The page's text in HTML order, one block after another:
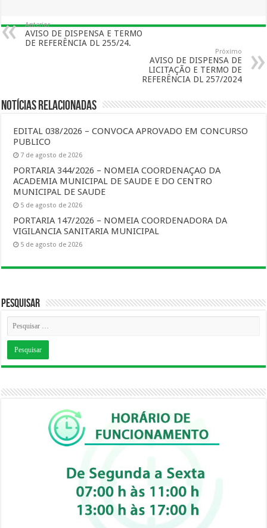
Anterior
AVISO DE DISPENSA E TERMO
DE REFERÊNCIA DL 255/24.
Próximo
AVISO DE DISPENSA DE
LICITAÇÃO E TERMO DE
REFERÊNCIA DL 257/2024
Notícias Relacionadas
EDITAL 038/2026 – CONVOCA APROVADO EM CONCURSO
PUBLICO
7 de agosto de 2026
PORTARIA 344/2026 – NOMEIA COORDENAÇAO DA
ACADEMIA MUNICIPAL DE SAUDE E DO CENTRO
MUNICIPAL DE SAUDE
5 de agosto de 2026
PORTARIA 147/2026 – NOMEIA COORDENADORA DA
VIGILANCIA SANITARIA MUNICIPAL
5 de agosto de 2026
Pesquisar